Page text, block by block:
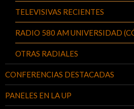
TELEVISIVAS RECIENTES
RADIO 580 AM UNIVERSIDAD
OTRAS RADIALES
CONFERENCIAS DESTACADAS
PANELES EN LA UP